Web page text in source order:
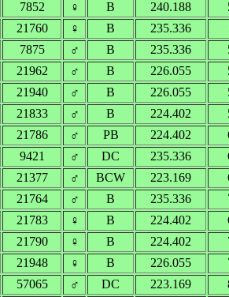
7852 ♀ B 240.188
21760 ♀ B 235.336
7875 ♂ B 235.336
21962 ♂ B 226.055
21940 ♂ B 226.055
21833 ♂ B 224.402
21786 ♂ PB 224.402
9421 ♂ DC 235.336
21377 ♂ BCW 223.169
21764 ♂ B 235.336
21783 ♀ B 224.402
21790 ♀ B 224.402
21948 ♀ B 226.055
57065 ♂ DC 223.169